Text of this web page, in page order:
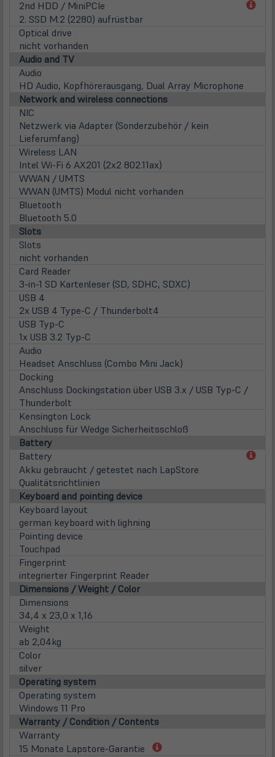
2nd HDD / MiniPCIe
2. SSD M.2 (2280) aufrüstbar
Optical drive
nicht vorhanden
Audio and TV
Audio
HD Audio, Kopfhörerausgang, Dual Array Microphone
Network and wireless connections
NIC
Netzwerk via Adapter (Sonderzubehör / kein
Lieferumfang)
Wireless LAN
Intel Wi-Fi 6 AX201 (2x2 802.11ax)
WWAN / UMTS
WWAN (UMTS) Modul nicht vorhanden
Bluetooth
Bluetooth 5.0
Slots
Slots
nicht vorhanden
Card Reader
3-in-1 SD Kartenleser (SD, SDHC, SDXC)
USB 4
2x USB 4 Type-C / Thunderbolt4
USB Typ-C
1x USB 3.2 Typ-C
Audio
Headset Anschluss (Combo Mini Jack)
Docking
Anschluss Dockingstation über USB 3.x / USB Typ-C /
Thunderbolt
Kensington Lock
Anschluss für Wedge Sicherheitsschloß
Battery
Battery
Akku gebraucht / getestet nach LapStore
Qualitätsrichtlinien
Keyboard and pointing device
Keyboard layout
german keyboard with lighning
Pointing device
Touchpad
Fingerprint
integrierter Fingerprint Reader
Dimensions / Weight / Color
Dimensions
34,4 x 23,0 x 1,16
Weight
ab 2,04kg
Color
silver
Operating system
Operating system
Windows 11 Pro
Warranty / Condition / Contents
Warranty
15 Monate Lapstore-Garantie
(öffnet